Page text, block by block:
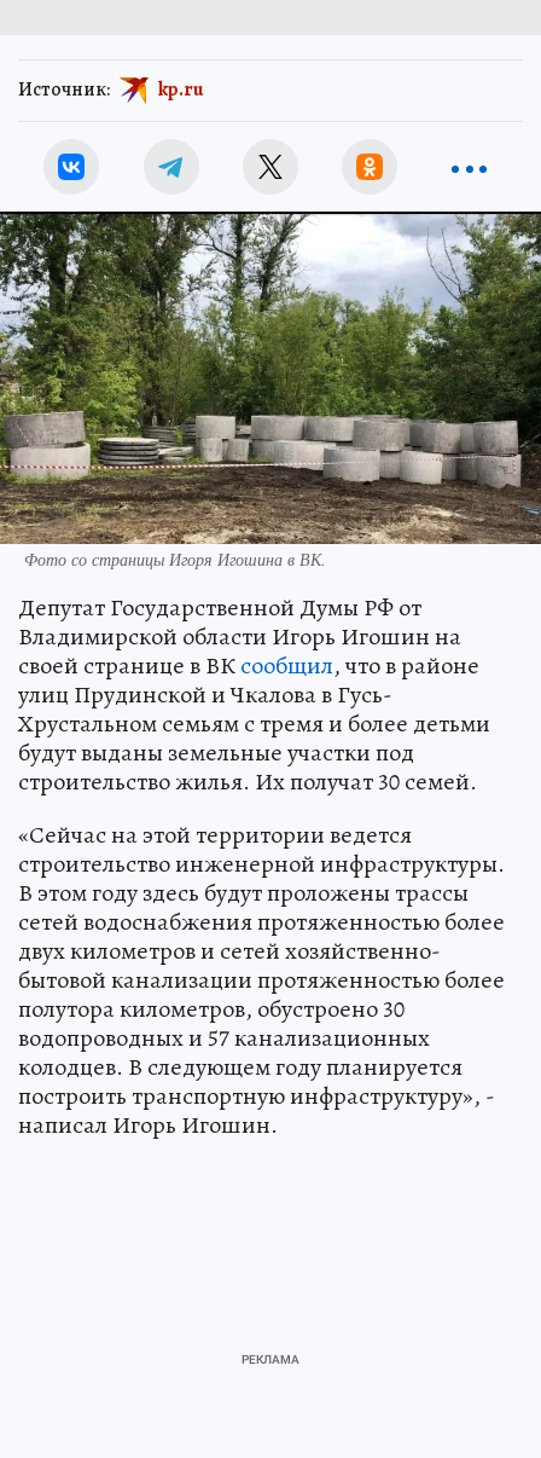
Источник: kp.ru
Фото со страницы Игоря Игошина в ВК.
Депутат Государственной Думы РФ от
Владимирской области Игорь Игошин на
своей странице в ВКсообщил, что в районе
улиц Прудинской и Чкалова в Гусь-
Хрустальном семьям с тремя и более детьми
будут выданы земельные участки под
строительство жилья. Их получат 30 семей.
«Сейчас на этой территории ведется
строительство инженерной инфраструктуры.
В этом году здесь будут проложены трассы
сетей водоснабжения протяженностью более
двух километров и сетей хозяйственно-
бытовой канализации протяженностью более
полутора километров, обустроено 30
водопроводных и 57 канализационных
колодцев. В следующем году планируется
построить транспортную инфраструктуру», -
написал Игорь Игошин.